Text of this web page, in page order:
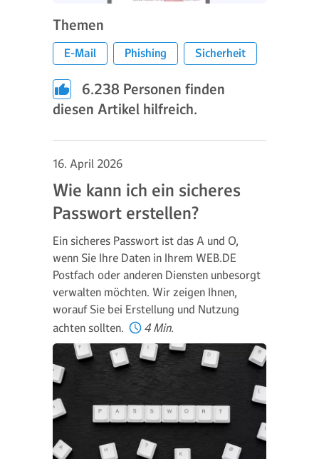
Themen
E-Mail Phishing Sicherheit
6.238 Personen finden
diesen Artikel hilfreich.
16. April 2026
Wie kann ich ein sicheres
Passwort erstellen?
Ein sicheres Passwort ist das A und O,
wenn Sie Ihre Daten in Ihrem WEB.DE
Postfach oder anderen Diensten unbesorgt
verwalten möchten. Wir zeigen Ihnen,
worauf Sie bei Erstellung und Nutzung
achten sollten.
4 Min.